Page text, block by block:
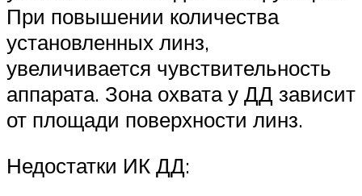
При повышении количества
установленных линз,
увеличивается чувствительность
аппарата. Зона охвата у ДД зависит
от площади поверхности линз.
Недостатки ИК ДД: